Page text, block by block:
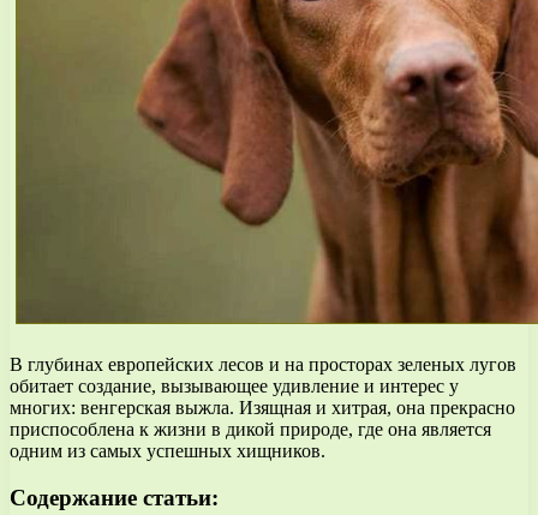
В глубинах европейских лесов и на просторах зеленых лугов
обитает создание, вызывающее удивление и интерес у
многих: венгерская выжла. Изящная и хитрая, она прекрасно
приспособлена к жизни в дикой природе, где она является
одним из самых успешных хищников.
Содержание статьи: